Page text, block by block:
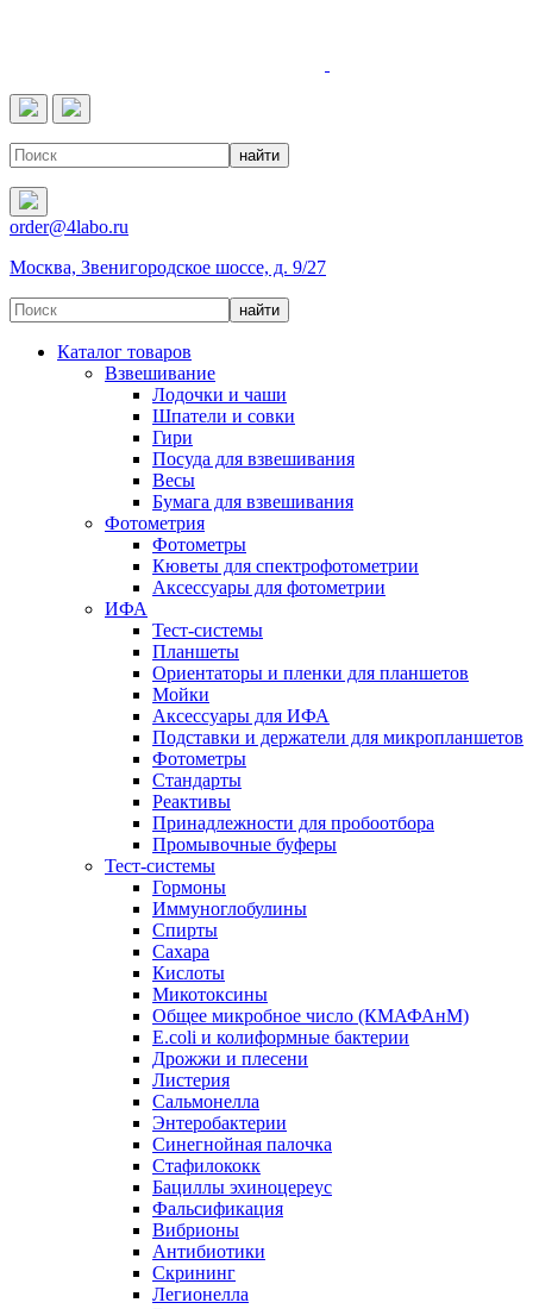
order@4labo.ru
Москва, Звенигородское шоссе, д. 9/27
Каталог товаров
Взвешивание
Лодочки и чаши
Шпатели и совки
Гири
Посуда для взвешивания
Весы
Бумага для взвешивания
Фотометрия
Фотометры
Кюветы для спектрофотометрии
Аксессуары для фотометрии
ИФА
Тест-системы
Планшеты
Ориентаторы и пленки для планшетов
Мойки
Аксессуары для ИФА
Подставки и держатели для микропланшетов
Фотометры
Стандарты
Реактивы
Принадлежности для пробоотбора
Промывочные буферы
Тест-системы
Гормоны
Иммуноглобулины
Спирты
Сахара
Кислоты
Микотоксины
Общее микробное число (КМАФАнМ)
E.coli и колиформные бактерии
Дрожжи и плесени
Листерия
Сальмонелла
Энтеробактерии
Синегнойная палочка
Стафилококк
Бациллы эхиноцереус
Фальсификация
Вибрионы
Антибиотики
Скрининг
Легионелла